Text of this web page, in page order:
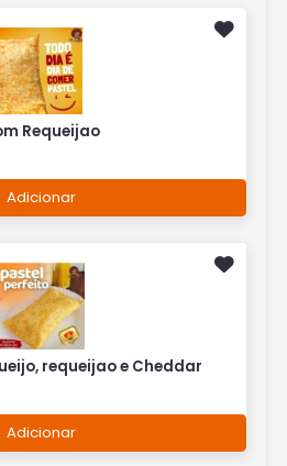
Requeijao
Adicionar
requeijao e Cheddar
Adicionar